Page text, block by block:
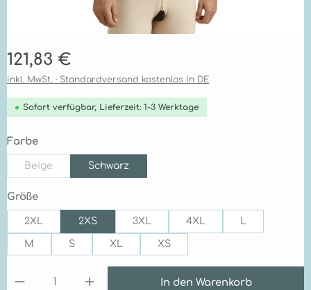
Regulärer Preis:
121,83 €
inkl. MwSt. · Standardversand kostenlos in DE
Sofort verfügbar, Lieferzeit: 1-3 Werktage
Farbeauswählen
Beige
(Diese Option ist zurzeit nicht verfügbar.)
Schwarz
Größeauswählen
2XL 2XS 3XL 4XL L
M S XL XS
Produkt Anzahl: Gib den gewünschten Wert
In den Warenkorb